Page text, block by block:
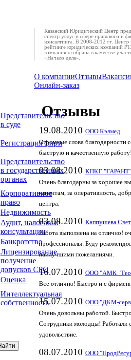
Представительство
в суде
Регистрация фирм
Представительство
в государственных
органах
Корпоративное
право
Недвижимость
Аудит, налоговые
консультации
Банкротство
Лицензирование,
получение
допусков СРО
Оценка
Интеллектуальная
собственность
Казанский Юридический Центр
спектр услуг в сфере правового и
консалтинга. В 2008-2012 гг. Центр
рейтинге юридических компаний
компания отобрана в качестве
«Начало дела».
О компанииОтзывы
Онлайн-заказ
Отзывы
19.08.2010 ООО Кэлмед
Огромные слова благодарности
быструю и качественную
03.08.2010 КПКГ "ГАРАНТ"
Очень благодарны за хорошее
клиентам, за оперативность,
центра.
03.08.2010 Каппушева
Работа выполнена на отлично!
профессионалы. Буду
наилучшими пожеланиями.
16.07.2010 ООО "АМК
Все отлично! Быстро и с
15.07.2010 ООО "ДКМ-
Очень довольны работой.
Сотрудники молодцы! Работали
удовольствие.
08.07.2010 ООО